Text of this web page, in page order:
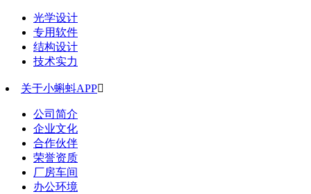
光学设计
专用软件
结构设计
技术实力
关于小蝌蚪APP
公司简介
企业文化
合作伙伴
荣誉资质
厂房车间
办公环境